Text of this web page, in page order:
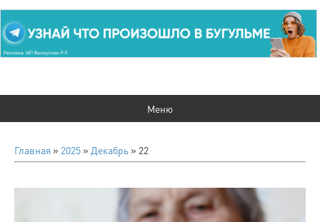
Главная » 2025 » Декабрь » 22